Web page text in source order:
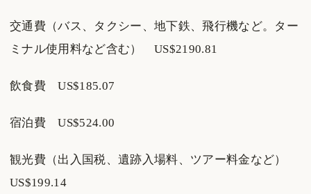
交通費（バス、タクシー、地下鉄、飛行機など。ター
ミナル使用料など含む） US$2190.81
飲食費 US$185.07
宿泊費 US$524.00
観光費（出入国税、遺跡入場料、ツアー料金など）
US$199.14